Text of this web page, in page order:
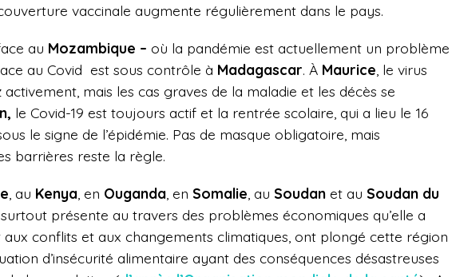
vaccinale augmente régulièrement dans le pays.
au Mozambique – où la pandémie est actuellement un problème
au Covid est sous contrôle à Madagascar. À Maurice , le virus
mais les cas graves de la maladie et les décès se
le Covid-19 est toujours actif et la rentrée scolaire, qui a lieu le 16
le signe de l’épidémie. Pas de masque obligatoire, mais
barrières reste la règle.
, au Kenya , en Ouganda , en Somalie , au Soudan et au Soudan du
surtout présente au travers des problèmes économiques qu’elle a
aux conflits et aux changements climatiques, ont plongé cette région
d’insécurité alimentaire ayant des conséquences désastreuses